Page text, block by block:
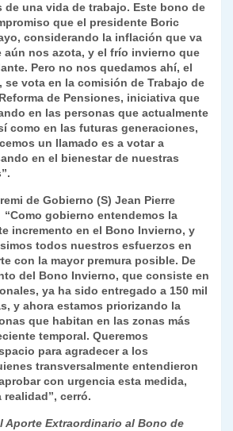
de una vida de trabajo. Este bono de
que el presidente Boric
considerando la inflación que va
aún nos azota, y el frío invierno que
Pero no nos quedamos ahí, el
se vota en la comisión de Trabajo de
de Pensiones, iniciativa que
en las personas que actualmente
como en las futuras generaciones,
un llamado es a votar a
en el bienestar de nuestras
de Gobierno (S) Jean Pierre
gobierno entendemos la
incremento en el Bono Invierno, y
todos nuestros esfuerzos en
con la mayor premura posible. De
del Bono Invierno, que consiste en
ya ha sido entregado a 150 mil
y ahora estamos priorizando la
que habitan en las zonas más
temporal. Queremos
para agradecer a los
transversalmente entendieron
con urgencia esta medida,
cerró.
Aporte Extraordinario al Bono de